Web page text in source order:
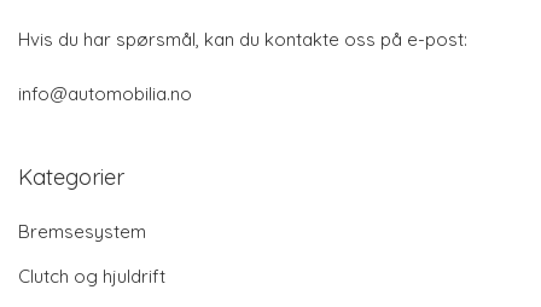
Hvis du har spørsmål, kan du kontakte oss på e-post:
info@automobilia.no
Kategorier
Bremsesystem
Clutch og hjuldrift